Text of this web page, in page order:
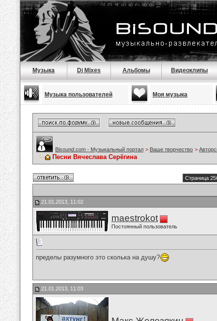
Музыка Dj Mixes Альбомы Видеоклипы
Музыка пользователей Моя музыка
Bisound.com - Музыкальный портал > Ваше творчество >
Песни Вячеслава Серёгина
Страница
21.01.2013, 11:02
maestrokot
Постоянный пользователь
пределы разумного это сколька на душу?
21.01.2013, 11:03